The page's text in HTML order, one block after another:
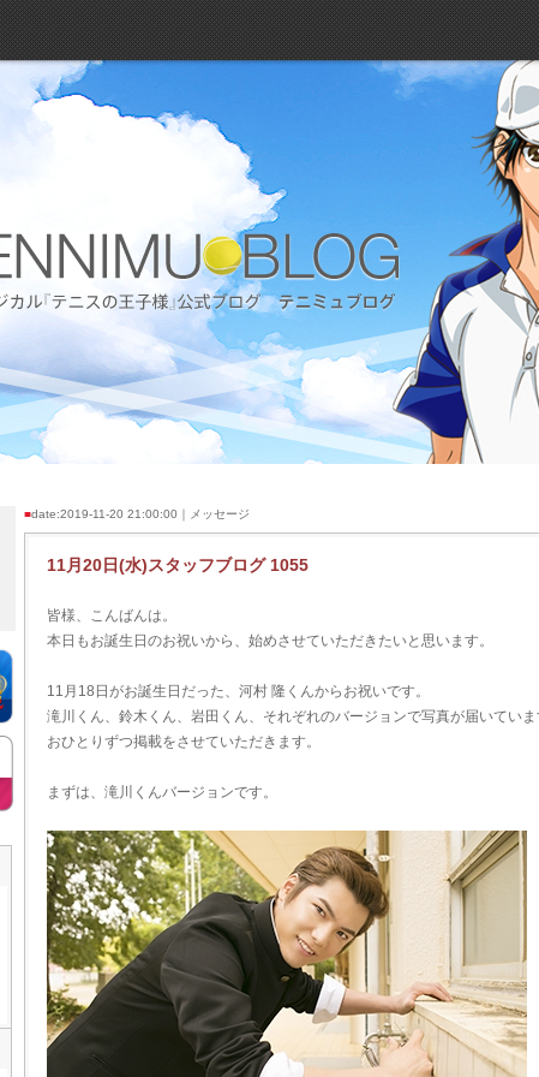
■date:2019-11-20 21:00:00｜メッセージ
11月20日(水)スタッフブログ 1055
皆様、こんばんは。
本日もお誕生日のお祝いから、始めさせていただきたいと思います。
11月18日がお誕生日だった、河村 隆くんからお祝いです。
滝川くん、鈴木くん、岩田くん、それぞれのバージョンで写真が届いてい
おひとりずつ掲載をさせていただきます。
まずは、滝川くんバージョンです。